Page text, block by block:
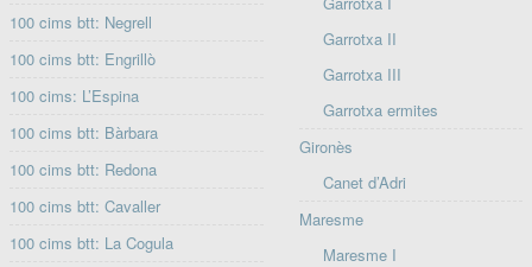
100 cims btt: Negrell
100 cims btt: Engrillò
100 cims: L’Espina
100 cims btt: Bàrbara
100 cims btt: Redona
100 cims btt: Cavaller
100 cims btt: La Cogula
Garrotxa II
Garrotxa III
Garrotxa ermites
Gironès
Canet d’Adri
Maresme
Maresme I